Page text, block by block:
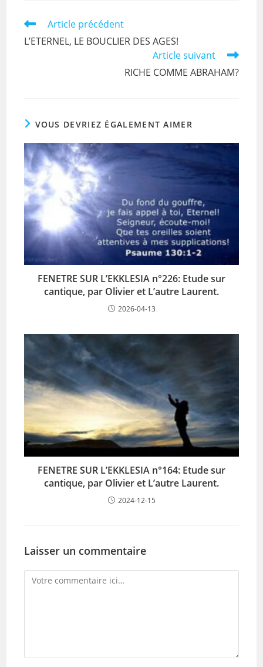
o
o
p
p
Read
articles
Article précédent
L’ETERNEL, LE BOUCLIER DES AGES!
Article suivant
RICHE COMME ABRAHAM?
VOUS DEVRIEZ ÉGALEMENT AIMER
FENETRE SUR L’EKKLESIA n°226: Etude sur
cantique, par Olivier et L’autre Laurent.
2026-04-13
FENETRE SUR L’EKKLESIA n°164: Etude sur
cantique, par Olivier et L’autre Laurent.
2024-12-15
Laisser un commentaire
Comment